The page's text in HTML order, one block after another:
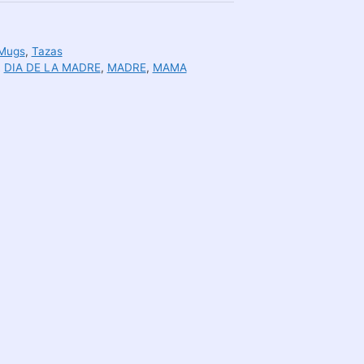
, Tazas
DIA DE LA MADRE, MADRE, MAMA